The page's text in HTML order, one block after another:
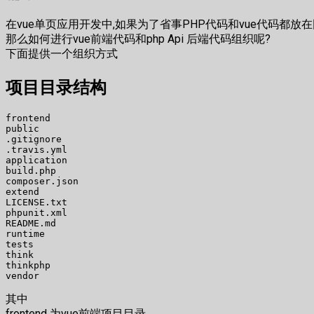
在vue单页应用开发中,如果为了省事PHP代码和vue代码都放
那么如何进行vue前端代码和php Api 后端代码组织呢?
下面提供一个组织方式
项目目录结构
frontend
public
.gitignore
.travis.yml
application
build.php
composer.json
extend
LICENSE.txt
phpunit.xml
README.md
runtime
tests
think
thinkphp
其中